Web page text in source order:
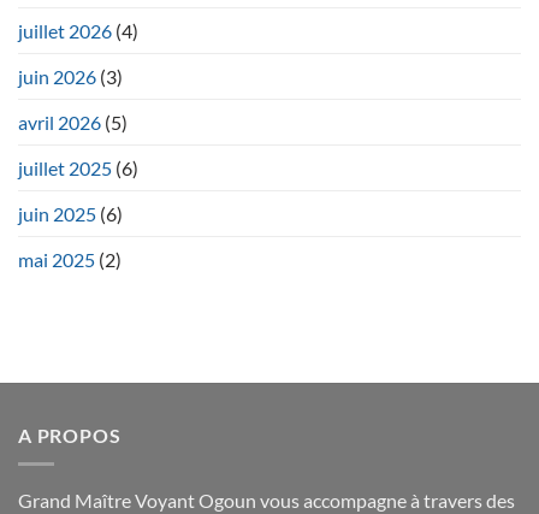
juillet 2026 (4)
juin 2026 (3)
avril 2026 (5)
juillet 2025 (6)
juin 2025 (6)
mai 2025 (2)
A PROPOS
Grand Maître Voyant Ogoun vous accompagne à travers des